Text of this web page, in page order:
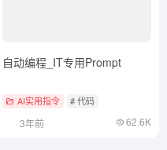
自动编程_IT专用Prompt
AI实用指令 # 代码
3年前 62.6K